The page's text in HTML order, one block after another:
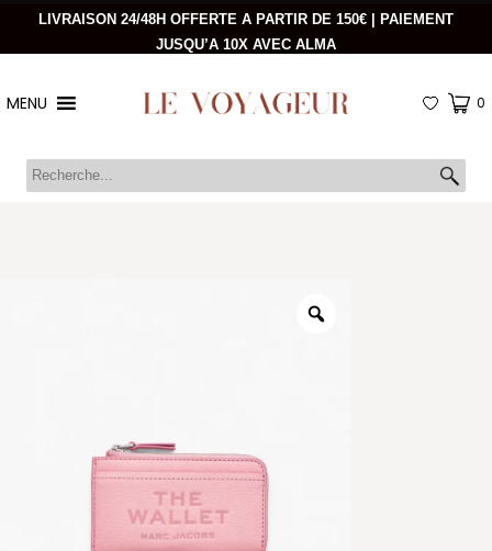
LIVRAISON 24/48H OFFERTE A PARTIR DE 150€ | PAIEMENT
JUSQU’A 10X AVEC ALMA
MENU 0